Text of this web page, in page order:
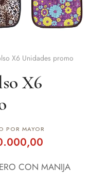
X6 Unidades promo
X6
POR MAYOR
CON MANIJA